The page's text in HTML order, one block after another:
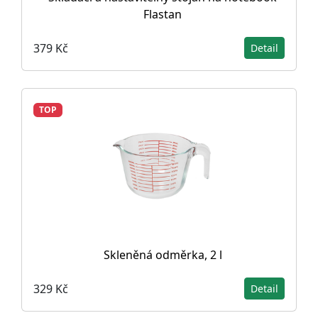
Flastan
379 Kč Detail
TOP
Skleněná odměrka, 2 l
329 Kč Detail